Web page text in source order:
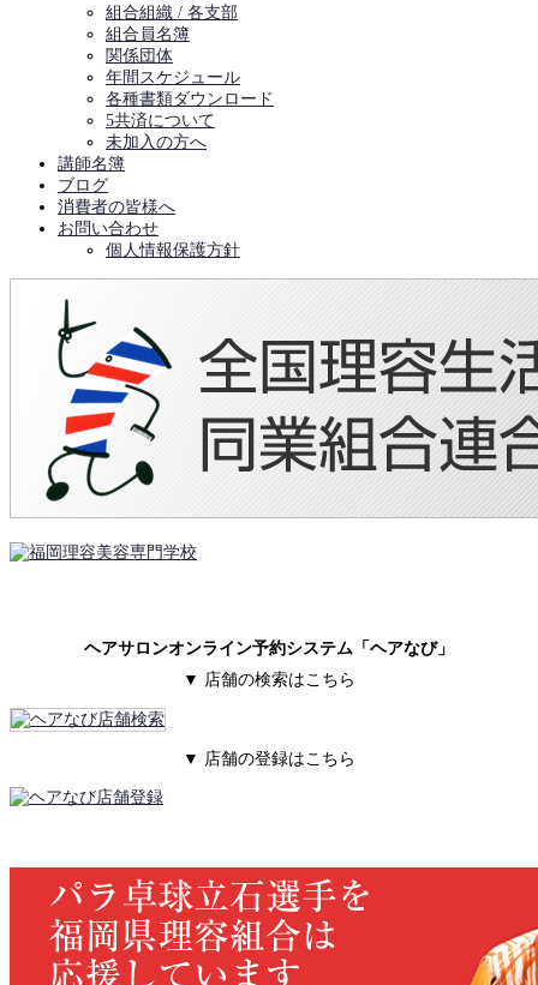
組合組織 / 各支部
組合員名簿
関係団体
年間スケジュール
各種書類ダウンロード
5共済について
未加入の方へ
講師名簿
ブログ
消費者の皆様へ
お問い合わせ
個人情報保護方針
ヘアサロンオンライン予約システム「ヘアなび」
▼ 店舗の検索はこちら
▼ 店舗の登録はこちら